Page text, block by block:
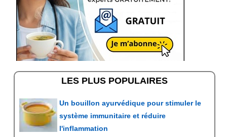
LES PLUS POPULAIRES
Un bouillon ayurvédique pour stimuler le
système immunitaire et réduire
l'inflammation